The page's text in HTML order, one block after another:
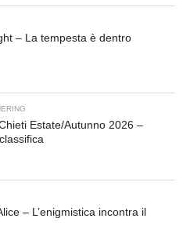
– La tempesta è dentro
Estate/Autunno 2026 –
– L’enigmistica incontra il